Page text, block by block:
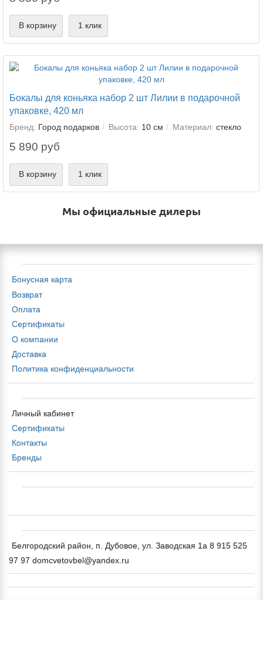
В корзину 1 клик
Бокалы для коньяка набор 2 шт Лилии в подарочной
упаковке, 420 мл
Бренд: Город подарков Высота: 10 см Материал: стекло
5 890 руб
В корзину 1 клик
Мы официальные дилеры
Бонусная карта
Возврат
Оплата
Сертификаты
О компании
Доставка
Политика конфиденциальности
Личный кабинет
Сертификаты
Контакты
Бренды
Белгородский район, п. Дубовое, ул. Заводская 1а 8 915 525
97 97 domcvetovbel@yandex.ru